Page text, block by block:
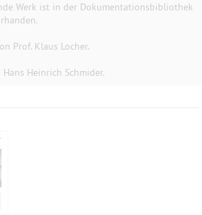
Werk ist in der Dokumentationsbibliothek
Prof. Klaus Locher.
Heinrich Schmider.